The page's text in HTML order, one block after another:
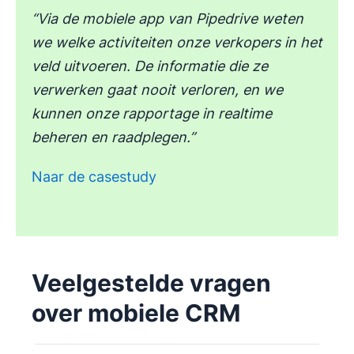
“Via de mobiele app van Pipedrive weten
we welke activiteiten onze verkopers in het
veld uitvoeren. De informatie die ze
verwerken gaat nooit verloren, en we
kunnen onze rapportage in realtime
beheren en raadplegen.”
Naar de casestudy
Veelgestelde vragen
over mobiele CRM